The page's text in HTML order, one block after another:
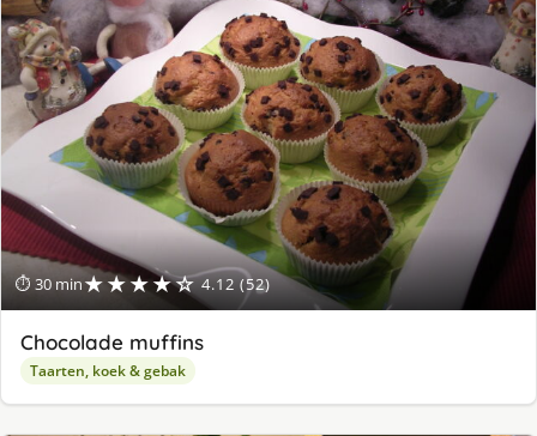
⏱ 30 min★★★★☆ 4.12 (52)
Chocolade muffins
Taarten, koek & gebak